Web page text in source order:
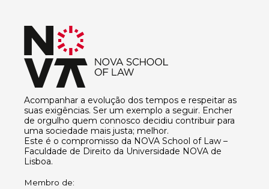
Acompanhar a evolução dos tempos e respeitar as
suas exigências. Ser um exemplo a seguir. Encher
de orgulho quem connosco decidiu contribuir para
uma sociedade mais justa; melhor.
Este é o compromisso da NOVA School of Law –
Faculdade de Direito da Universidade NOVA de
Lisboa.
Membro de: